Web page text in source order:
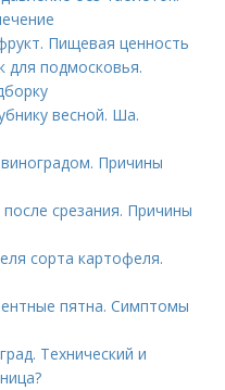
Пищевая ценность
для подмосковья.
весной. Ша.
Причины
срезания. Причины
сорта картофеля.
пятна. Симптомы
Технический и